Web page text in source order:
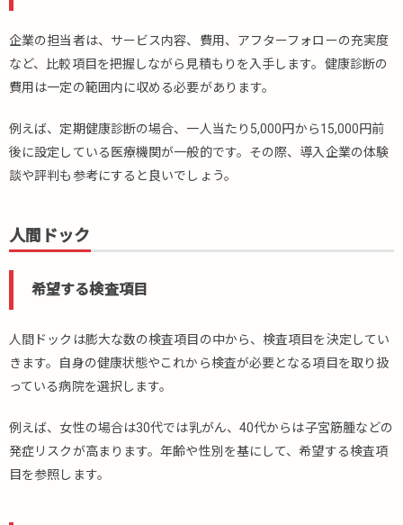
企業の担当者は、サービス内容、費用、アフターフォローの充実度
など、比較項目を把握しながら見積もりを入手します。健康診断の
費用は一定の範囲内に収める必要があります。
例えば、定期健康診断の場合、一人当たり5,000円から15,000円前
後に設定している医療機関が一般的です。その際、導入企業の体験
談や評判も参考にすると良いでしょう。
人間ドック
希望する検査項目
人間ドックは膨大な数の検査項目の中から、検査項目を決定してい
きます。自身の健康状態やこれから検査が必要となる項目を取り扱
っている病院を選択します。
例えば、女性の場合は30代では乳がん、40代からは子宮筋腫などの
発症リスクが高まります。年齢や性別を基にして、希望する検査項
目を参照します。